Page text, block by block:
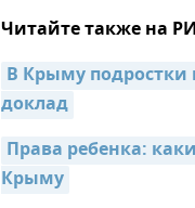
Читайте также на
В Крыму подростки
доклад
Права ребенка:
Крыму